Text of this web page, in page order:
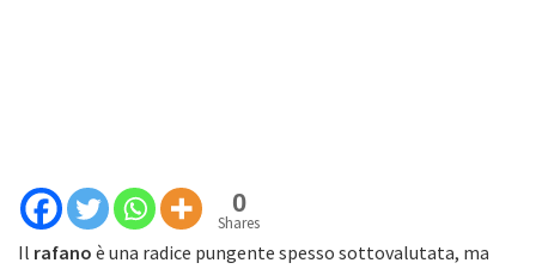
0
Shares
Il rafano è una radice pungente spesso sottovalutata, ma